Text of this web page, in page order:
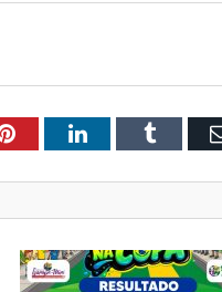
PinterestLinkedInTumblr